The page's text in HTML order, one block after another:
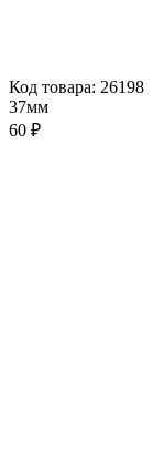
Код товара: 26198
37мм
60 ₽